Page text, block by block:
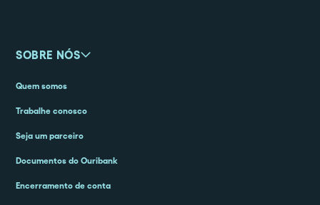
SOBRE NÓS
Quem somos
Trabalhe conosco
Seja um parceiro
Documentos do Ouribank
Encerramento de conta